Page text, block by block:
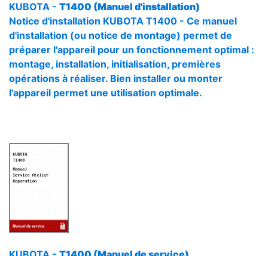
KUBOTA - T1400 (Manuel d'installation)
Notice d'installation KUBOTA T1400 - Ce manuel
d'installation (ou notice de montage) permet de
préparer l'appareil pour un fonctionnement optimal :
montage, installation, initialisation, premières
opérations à réaliser. Bien installer ou monter
l'appareil permet une utilisation optimale.